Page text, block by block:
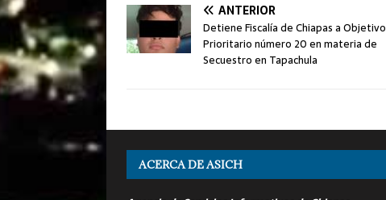
ANTERIOR
Detiene Fiscalía de Chiapas a Objetivo
Prioritario número 20 en materia de
Secuestro en Tapachula
ACERCA DE ASICH